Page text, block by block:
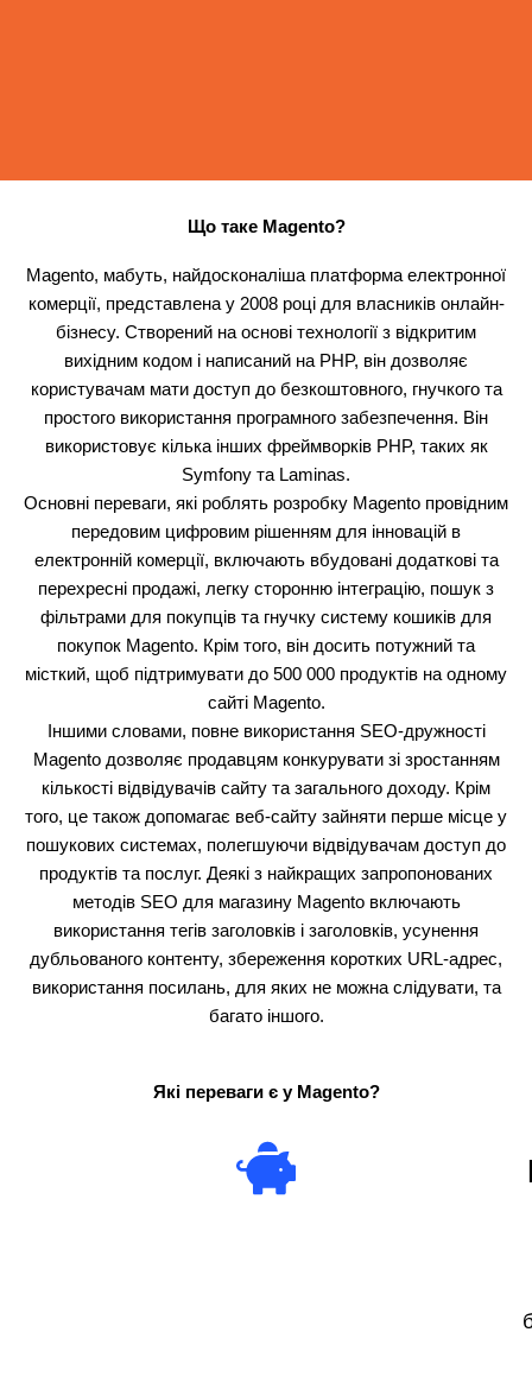
Що таке Magento?
Magento, мабуть, найдосконаліша платформа електронної
комерції, представлена у 2008 році для власників онлайн-
бізнесу. Створений на основі технології з відкритим
вихідним кодом і написаний на PHP, він дозволяє
користувачам мати доступ до безкоштовного, гнучкого та
простого використання програмного забезпечення. Він
використовує кілька інших фреймворків PHP, таких як
Symfony та Laminas.
Основні переваги, які роблять розробку Magento провідним
передовим цифровим рішенням для інновацій в
електронній комерції, включають вбудовані додаткові та
перехресні продажі, легку сторонню інтеграцію, пошук з
фільтрами для покупців та гнучку систему кошиків для
покупок Magento. Крім того, він досить потужний та
місткий, щоб підтримувати до 500 000 продуктів на одному
сайті Magento.
Іншими словами, повне використання SEO-дружності
Magento дозволяє продавцям конкурувати зі зростанням
кількості відвідувачів сайту та загального доходу. Крім
того, це також допомагає веб-сайту зайняти перше місце у
пошукових системах, полегшуючи відвідувачам доступ до
продуктів та послуг. Деякі з найкращих запропонованих
методів SEO для магазину Magento включають
використання тегів заголовків і заголовків, усунення
дубльованого контенту, збереження коротких URL-адрес,
використання посилань, для яких не можна слідувати, та
багато іншого.
Які переваги є у Magento?